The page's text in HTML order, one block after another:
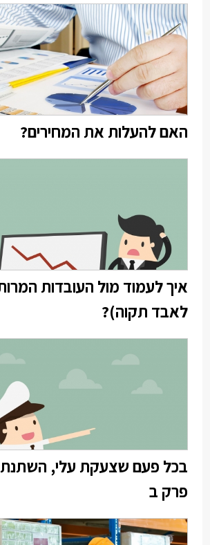
האם להעלות את המחירים?
איך לעמוד מול העובדות
לאבד תקוה)?
בכל פעם שצעקת עלי,
פרק ב